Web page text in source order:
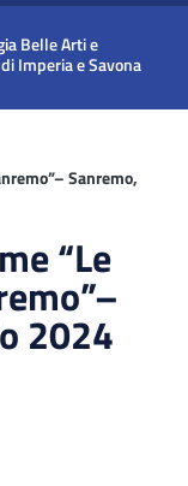
Belle Arti e
Imperia e Savona
Sanremo,
“Le
2024